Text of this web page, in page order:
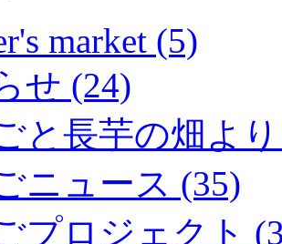
market (5)
せ (24)
と長芋の畑よ
ニュース (35)
プロジェクト